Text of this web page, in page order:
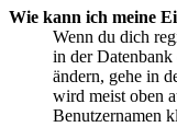
Wie kann ich meine
Wenn du dich
in der Datenbank
ändern, gehe in
wird meist oben
Benutzernamen